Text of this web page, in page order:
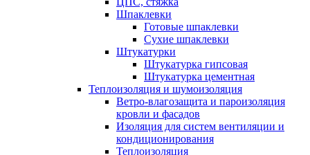
Шпаклевки
Готовые шпаклевки
Сухие шпаклевки
Штукатурки
Штукатурка гипсовая
Штукатурка цементная
Теплоизоляция и шумоизоляция
Ветро-влагозащита и пароизоляция
кровли и фасадов
Изоляция для систем вентиляции и
кондиционирования
Теплоизоляция